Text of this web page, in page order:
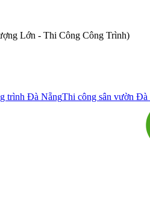
Lớn - Thi Công Công Trình)
trình Đà NẵngThi công sân vườn Đà